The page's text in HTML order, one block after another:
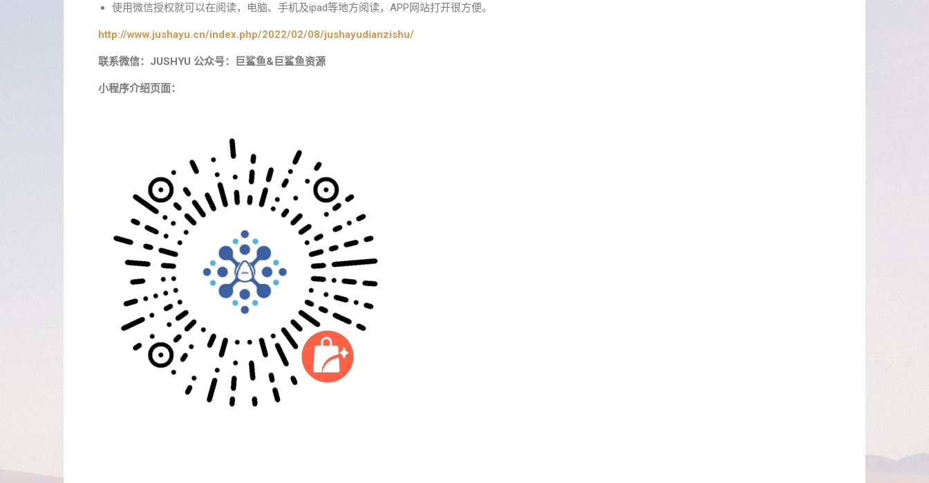
使用微信授权就可以在阅读，电脑、手机及ipad等地方阅读，APP网站打开很方便。
http://www.jushayu.cn/index.php/2022/02/08/jushayudianzishu/
联系微信：JUSHYU 公众号：巨鲨鱼&巨鲨鱼资源
小程序介绍页面：